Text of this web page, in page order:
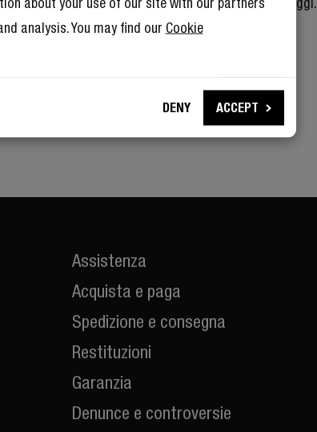
analysis. You may find our Cookie
DENY ACCEPT
Club significa godere anche di tantissimi altri vantaggi.
mail da parte di Fresh ‘n Rebel a scopi di marketing.
Assistenza
Acquista e paga
Spedizione e consegna
Restituzioni
Garanzia
Denunce e controversie